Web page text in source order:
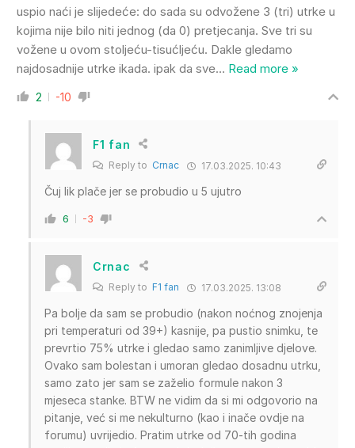
uspio naći je slijedeće: do sada su odvožene 3 (tri) utrke u
kojima nije bilo niti jednog (da 0) pretjecanja. Sve tri su
vožene u ovom stoljeću-tisućljeću. Dakle gledamo
najdosadnije utrke ikada. ipak da sve… Read more »
2 -10
F1 fan
Reply to Crnac 17.03.2025. 10:43
Čuj lik plače jer se probudio u 5 ujutro
6 -3
Crnac
Reply to F1 fan 17.03.2025. 13:08
Pa bolje da sam se probudio (nakon noćnog znojenja
pri temperaturi od 39+) kasnije, pa pustio snimku, te
prevrtio 75% utrke i gledao samo zanimljive djelove.
Ovako sam bolestan i umoran gledao dosadnu utrku,
samo zato jer sam se zaželio formule nakon 3
mjeseca stanke. BTW ne vidim da si mi odgovorio na
pitanje, već si me nekulturno (kao i inače ovdje na
forumu) uvrijedio. Pratim utrke od 70-tih godina